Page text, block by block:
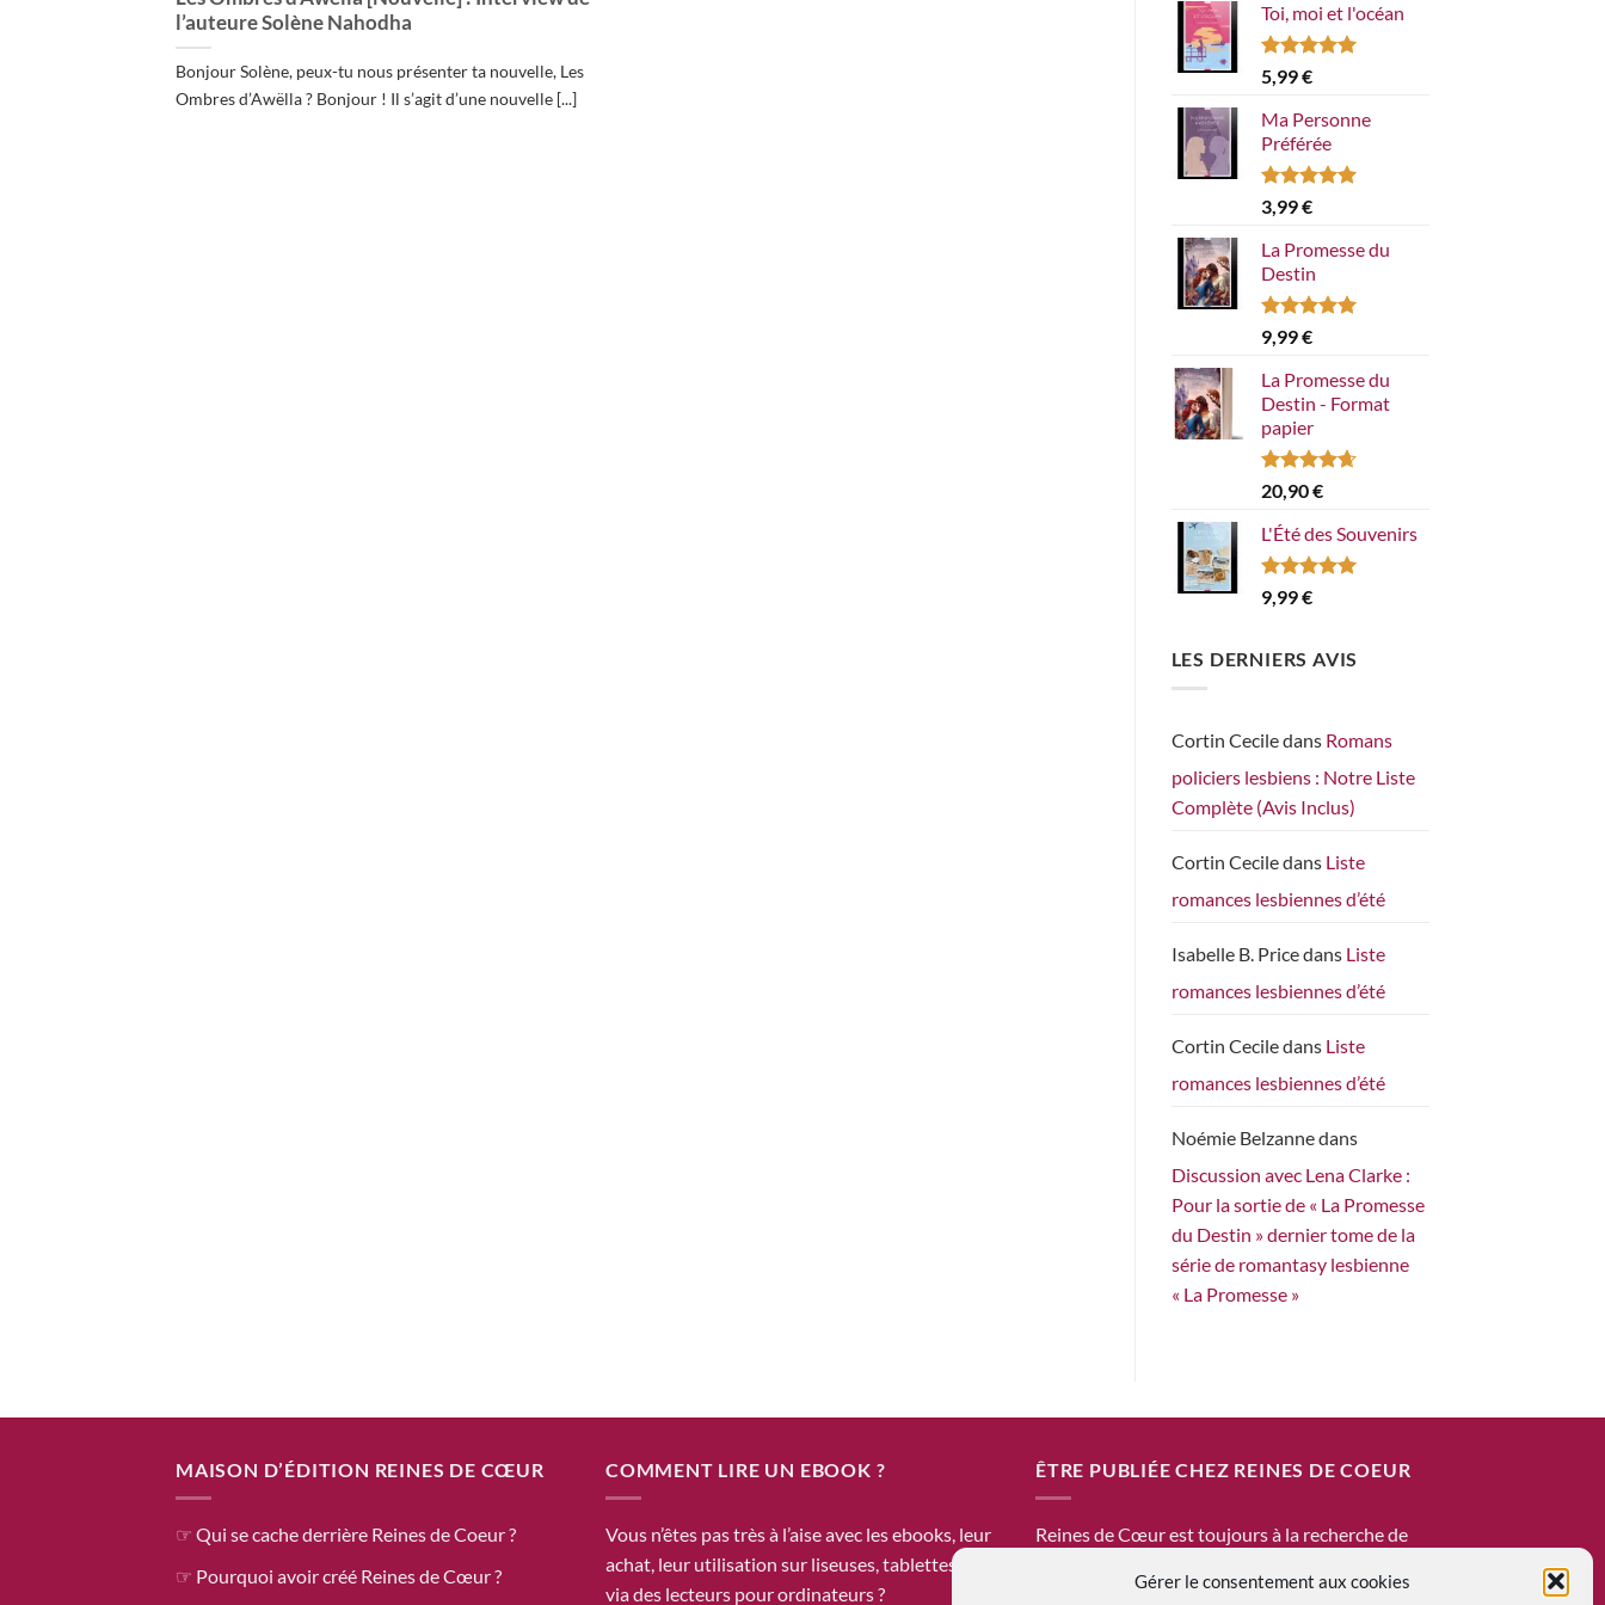
Gérer le consentement aux cookies
l’auteure Solène Nahodha
Bonjour Solène, peux-tu nous présenter ta nouvelle, Les
Ombres d’Awëlla ? Bonjour ! Il s’agit d’une nouvelle [...]
Toi, moi et l'océan
Note5.00
sur 5
5,99€
Ma Personne
Préférée
Note5.00
sur 5
3,99€
La Promesse du
Destin
Note5.00
sur 5
9,99€
La Promesse du
Destin - Format
papier
Note4.67
sur 5
20,90€
L'Été des Souvenirs
Note5.00
sur 5
9,99€
LES DERNIERS AVIS
Cortin Ceciledans Romans
policiers lesbiens : Notre Liste
Complète (Avis Inclus)
Cortin Ceciledans Liste
romances lesbiennes d’été
Isabelle B. Pricedans Liste
romances lesbiennes d’été
Cortin Ceciledans Liste
romances lesbiennes d’été
Noémie Belzannedans
Discussion avec Lena Clarke :
Pour la sortie de « La Promesse
du Destin » dernier tome de la
série de romantasy lesbienne
« La Promesse »
MAISON D’ÉDITION REINES DE CŒUR
☞ Qui se cache derrière Reines de Coeur ?
☞ Pourquoi avoir créé Reines de Cœur ?
COMMENT LIRE UN EBOOK ?
Vous n’êtes pas très à l’aise avec les ebooks, leur
achat, leur utilisation sur liseuses, tablettes ou
via des lecteurs pour ordinateurs ?
ÊTRE PUBLIÉE CHEZ REINES DE COEUR
Reines de Cœur est toujours à la recherche de
Vous êtes un.e auteur.e qui recherche une